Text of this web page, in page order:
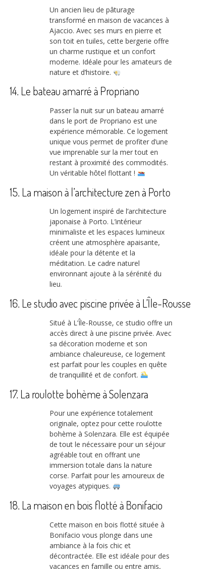
Un ancien lieu de pâturage
transformé en maison de vacances à
Ajaccio. Avec ses murs en pierre et
son toit en tuiles, cette bergerie offre
un charme rustique et un confort
moderne. Idéale pour les amateurs de
nature et d’histoire.
14. Le bateau amarré à Propriano
Passer la nuit sur un bateau amarré
dans le port de Propriano est une
expérience mémorable. Ce logement
unique vous permet de profiter d’une
vue imprenable sur la mer tout en
restant à proximité des commodités.
Un véritable hôtel flottant !
15. La maison à l’architecture zen à Porto
Un logement inspiré de l’architecture
japonaise à Porto. L’intérieur
minimaliste et les espaces lumineux
créent une atmosphère apaisante,
idéale pour la détente et la
méditation. Le cadre naturel
environnant ajoute à la sérénité du
lieu.
16. Le studio avec piscine privée à L’Île-Rousse
Situé à L’Île-Rousse, ce studio offre un
accès direct à une piscine privée. Avec
sa décoration moderne et son
ambiance chaleureuse, ce logement
est parfait pour les couples en quête
de tranquillité et de confort.
17. La roulotte bohème à Solenzara
Pour une expérience totalement
originale, optez pour cette roulotte
bohème à Solenzara. Elle est équipée
de tout le nécessaire pour un séjour
agréable tout en offrant une
immersion totale dans la nature
corse. Parfait pour les amoureux de
voyages atypiques.
18. La maison en bois flotté à Bonifacio
Cette maison en bois flotté située à
Bonifacio vous plonge dans une
ambiance à la fois chic et
décontractée. Elle est idéale pour des
vacances en famille ou entre amis,